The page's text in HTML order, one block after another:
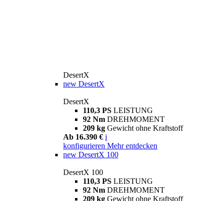
DesertX
new DesertX
DesertX
110,3 PS LEISTUNG
92 Nm DREHMOMENT
209 kg Gewicht ohne Kraftstoff
Ab 16.390 € i
konfigurieren Mehr entdecken
new DesertX 100
DesertX 100
110,3 PS LEISTUNG
92 Nm DREHMOMENT
209 kg Gewicht ohne Kraftstoff